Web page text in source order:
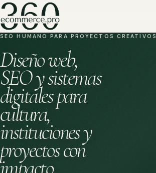
SEO HUMANO PARA PROYECTOS CREATIVOS
Diseño web,
SEO y sistemas
digitales para
cultura,
instituciones y
proyectos con